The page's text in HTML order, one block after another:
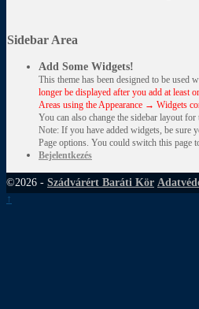
Sidebar Area
Add Some Widgets!
This theme has been designed to be used
longer be displayed after you add at least
Areas using the Appearance → Widgets
You can also change the sidebar layout
Note: If you have added widgets, be sure
Page options. You could switch this page
Bejelentkezés
©2026 - Szádvárért Baráti Kör
↑